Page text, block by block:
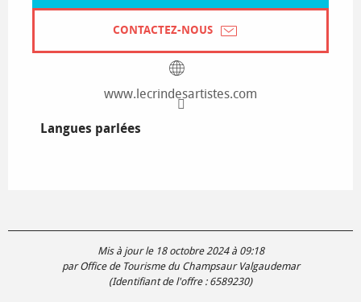
CONTACTEZ-NOUS
www.lecrindesartistes.com
Langues parlées
Langues parlées
Mis à jour le 18 octobre 2024 à 09:18
par Office de Tourisme du Champsaur Valgaudemar
(Identifiant de l'offre : 6589230)